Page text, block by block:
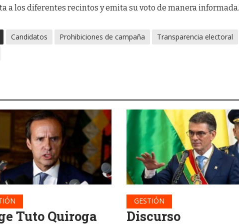
a los diferentes recintos y emita su voto de manera
Candidatos Prohibiciones de campaña
Transparencia electoral
Tuto Quiroga
GESTIÓN
Discurso